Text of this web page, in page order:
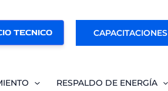
TECNICO CAPACITACIONES
RESPALDO DE ENERGÍA